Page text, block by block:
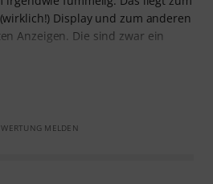
Display und zum anderen
Anzeigen. Die sind zwar ein
MELDEN